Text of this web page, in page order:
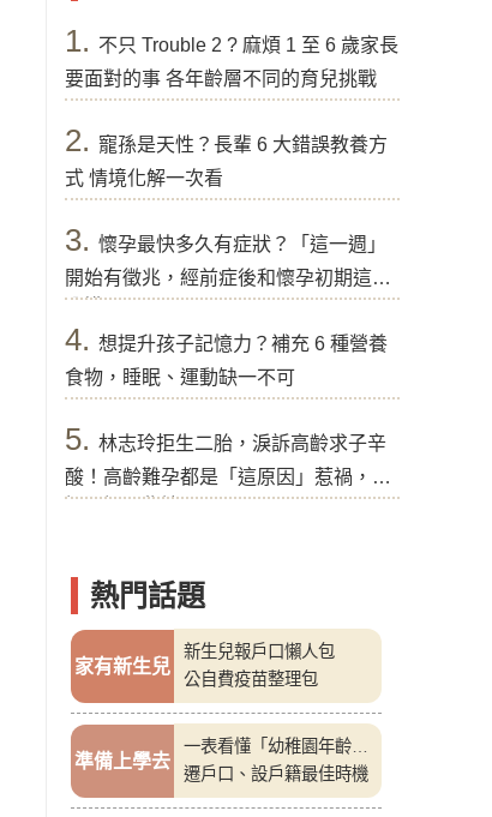
1. 不只 Trouble 2 ? 麻煩 1 至 6 歲家長
要面對的事 各年齡層不同的育兒挑戰
2. 寵孫是天性？長輩 6 大錯誤教養方
式 情境化解一次看
3. 懷孕最快多久有症狀？「這一週」
開始有徵兆，經前症後和懷孕初期這樣
分辨
4. 想提升孩子記憶力？補充 6 種營養
食物，睡眠、運動缺一不可
5. 林志玲拒生二胎，淚訴高齡求子辛
酸！高齡難孕都是「這原因」惹禍，醫
提醒好孕秘訣
熱門話題
家有新生兒
新生兒報戶口懶人包
公自費疫苗整理包
準備上學去
一表看懂「幼稚園年齡
表」
遷戶口、設戶籍最佳時機